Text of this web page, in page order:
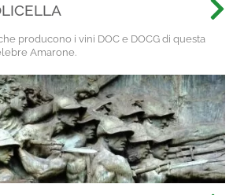
producono i vini DOC e DOCG di questa
Amarone.